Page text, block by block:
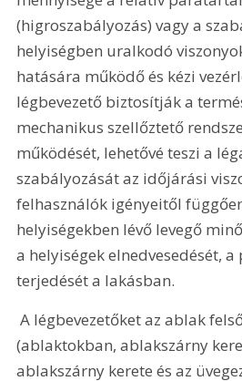
(higroszabályozás) vagy a
helyiségben uralkodó
hatására működő és kézi
légbevezető biztosítják a
mechanikus szellőztető
működését, lehetővé teszi a
szabályozását az időjárási
felhasználók igényeitől
helyiségekben lévő levegő
a helyiségek elnedvesedését, a
terjedését a lakásban.
A légbevezetőket az ablak felső részén
(ablaktokban, ablakszárny
ablakszárny kerete és az